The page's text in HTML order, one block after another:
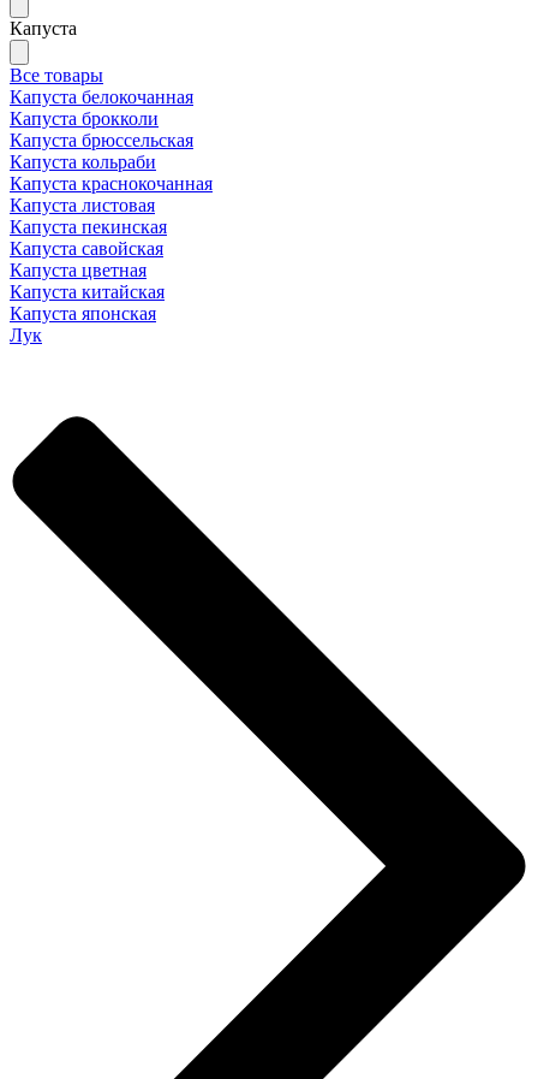
Капуста
Все товары
Капуста белокочанная
Капуста брокколи
Капуста брюссельская
Капуста кольраби
Капуста краснокочанная
Капуста листовая
Капуста пекинская
Капуста савойская
Капуста цветная
Капуста китайская
Капуста японская
Лук